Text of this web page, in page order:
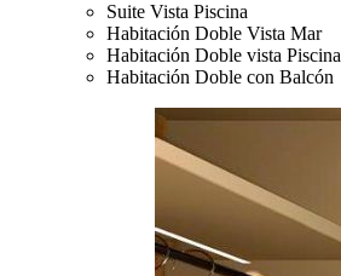
Suite Vista Piscina
Habitación Doble Vista Mar
Habitación Doble vista Piscina
Habitación Doble con Balcón